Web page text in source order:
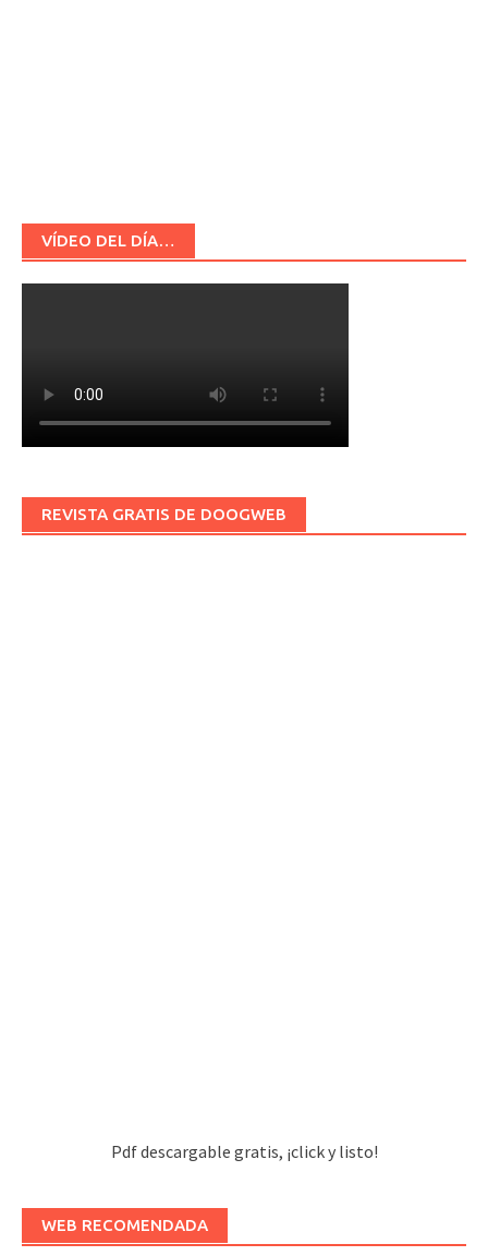
VÍDEO DEL DÍA…
REVISTA GRATIS DE DOOGWEB
Pdf descargable gratis, ¡click y listo!
WEB RECOMENDADA